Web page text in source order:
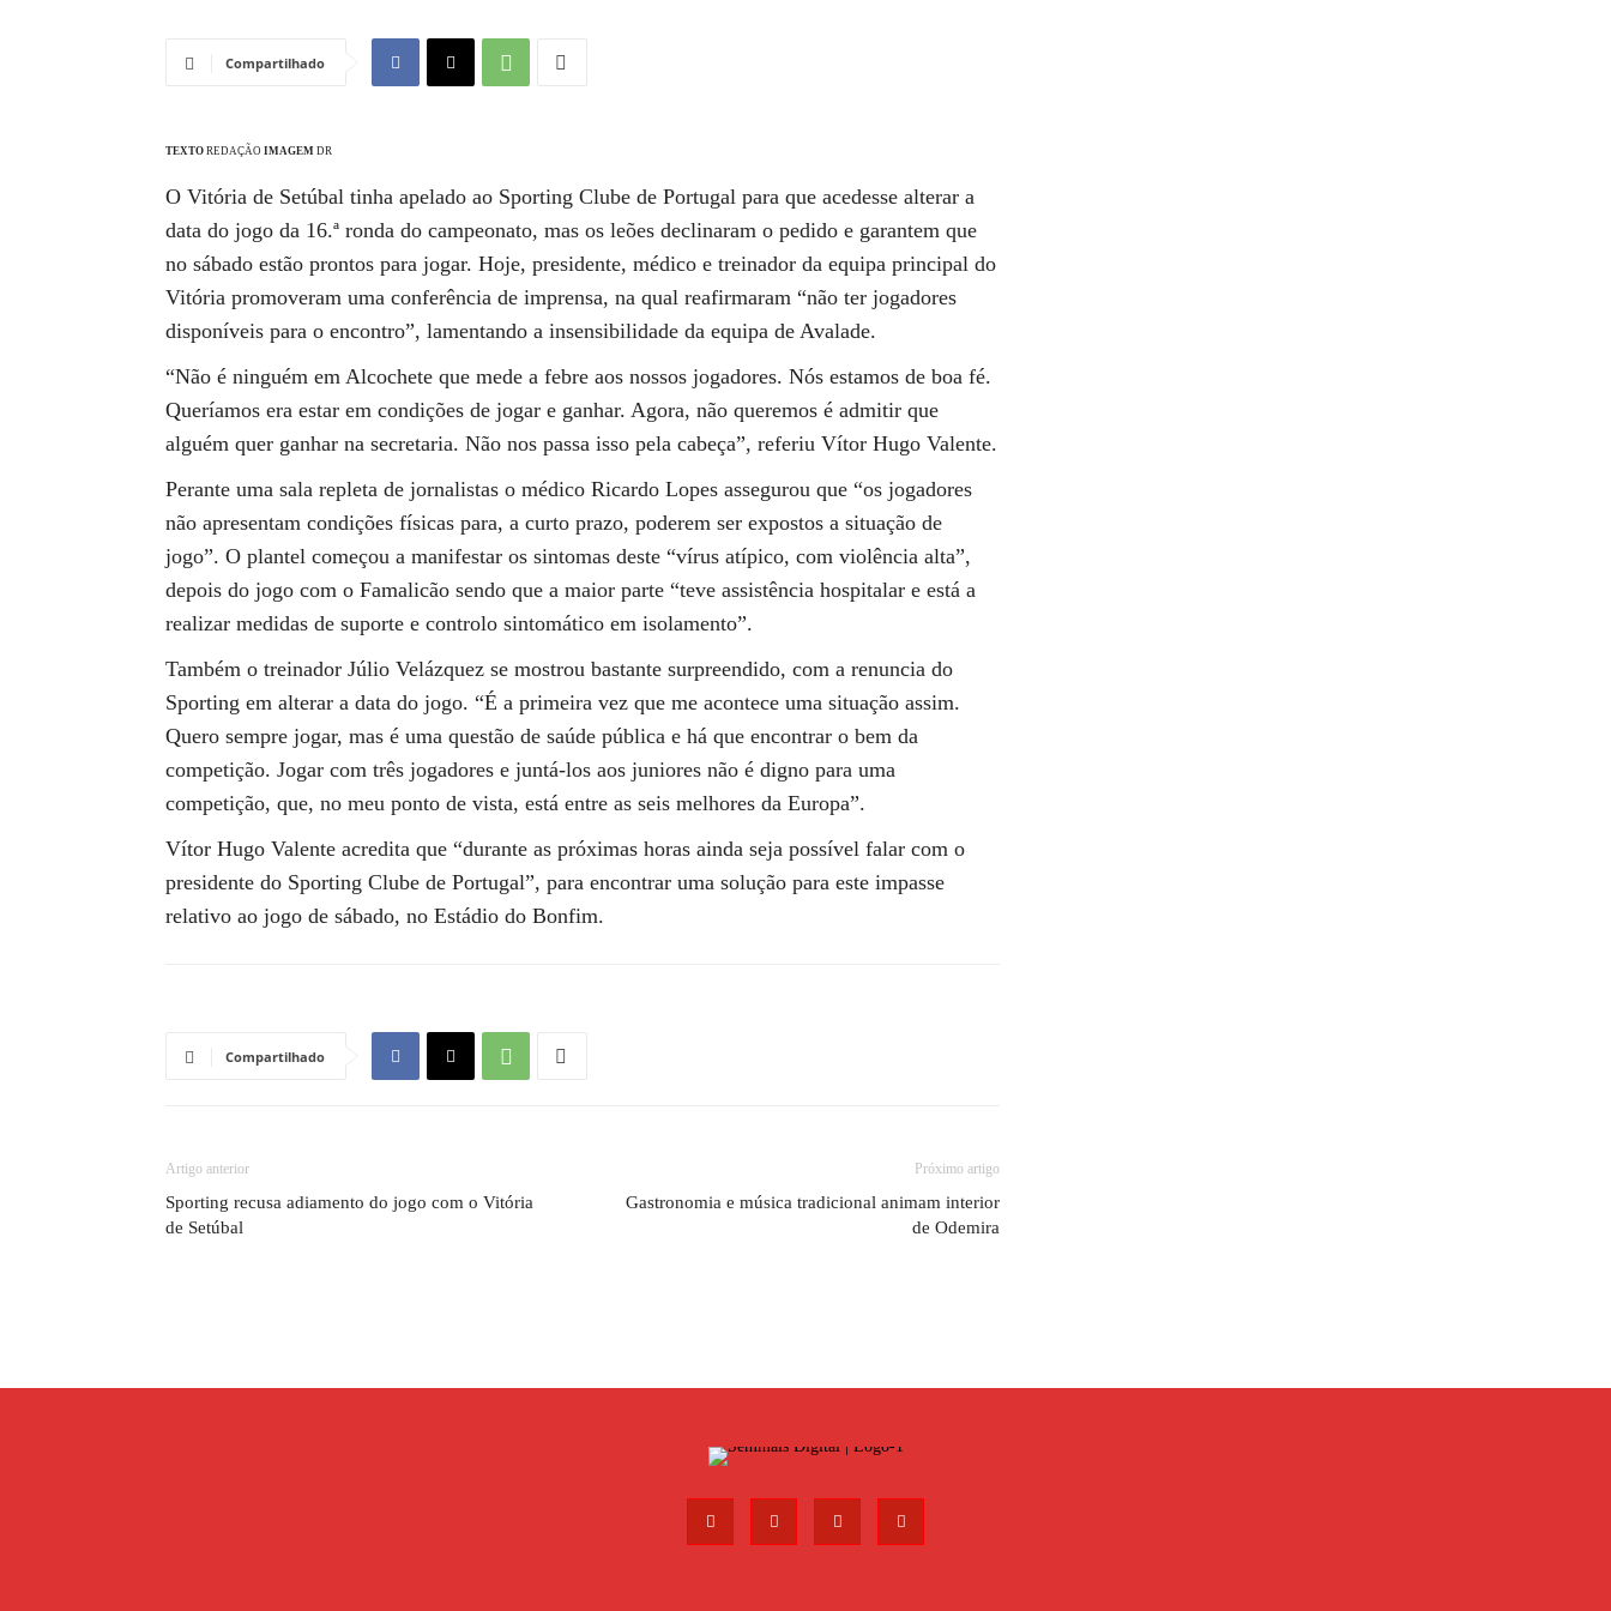
Compartilhado
TEXTO REDAÇÃO IMAGEM DR
O Vitória de Setúbal tinha apelado ao Sporting Clube de Portugal para que acedesse alterar a
data do jogo da 16.ª ronda do campeonato, mas os leões declinaram o pedido e garantem que
no sábado estão prontos para jogar. Hoje, presidente, médico e treinador da equipa principal do
Vitória promoveram uma conferência de imprensa, na qual reafirmaram “não ter jogadores
disponíveis para o encontro”, lamentando a insensibilidade da equipa de Avalade.
“Não é ninguém em Alcochete que mede a febre aos nossos jogadores. Nós estamos de boa fé.
Queríamos era estar em condições de jogar e ganhar. Agora, não queremos é admitir que
alguém quer ganhar na secretaria. Não nos passa isso pela cabeça”, referiu Vítor Hugo Valente.
Perante uma sala repleta de jornalistas o médico Ricardo Lopes assegurou que “os jogadores
não apresentam condições físicas para, a curto prazo, poderem ser expostos a situação de
jogo”. O plantel começou a manifestar os sintomas deste “vírus atípico, com violência alta”,
depois do jogo com o Famalicão sendo que a maior parte “teve assistência hospitalar e está a
realizar medidas de suporte e controlo sintomático em isolamento”.
Também o treinador Júlio Velázquez se mostrou bastante surpreendido, com a renuncia do
Sporting em alterar a data do jogo. “É a primeira vez que me acontece uma situação assim.
Quero sempre jogar, mas é uma questão de saúde pública e há que encontrar o bem da
competição. Jogar com três jogadores e juntá-los aos juniores não é digno para uma
competição, que, no meu ponto de vista, está entre as seis melhores da Europa”.
Vítor Hugo Valente acredita que “durante as próximas horas ainda seja possível falar com o
presidente do Sporting Clube de Portugal”, para encontrar uma solução para este impasse
relativo ao jogo de sábado, no Estádio do Bonfim.
Compartilhado
Artigo anterior
Sporting recusa adiamento do jogo com o Vitória
de Setúbal
Próximo artigo
Gastronomia e música tradicional animam interior
de Odemira